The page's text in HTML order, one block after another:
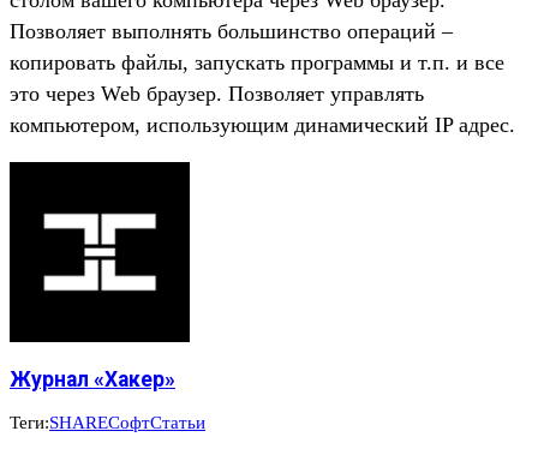
Позволяет выполнять большинство операций –
копировать файлы, запускать программы и т.п. и все
это через Web браузер. Позволяет управлять
компьютером, использующим динамический IP адрес.
Журнал «Хакер»
Теги:SHAREСофтСтатьи